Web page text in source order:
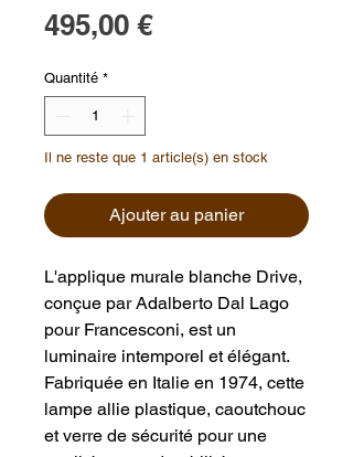
495,00 €Prix
Quantité *
Il ne reste que 1 article(s) en stock
Ajouter au panier
L'applique murale blanche Drive,
conçue par Adalberto Dal Lago
pour Francesconi, est un
luminaire intemporel et élégant.
Fabriquée en Italie en 1974, cette
lampe allie plastique, caoutchouc
et verre de sécurité pour une